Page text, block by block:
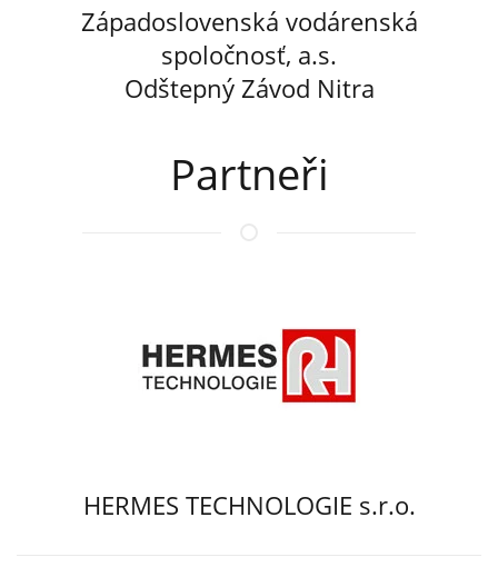
Západoslovenská vodárenská
spoločnosť, a.s.
Odštepný Závod Nitra
Partneři
HERMES TECHNOLOGIE s.r.o.